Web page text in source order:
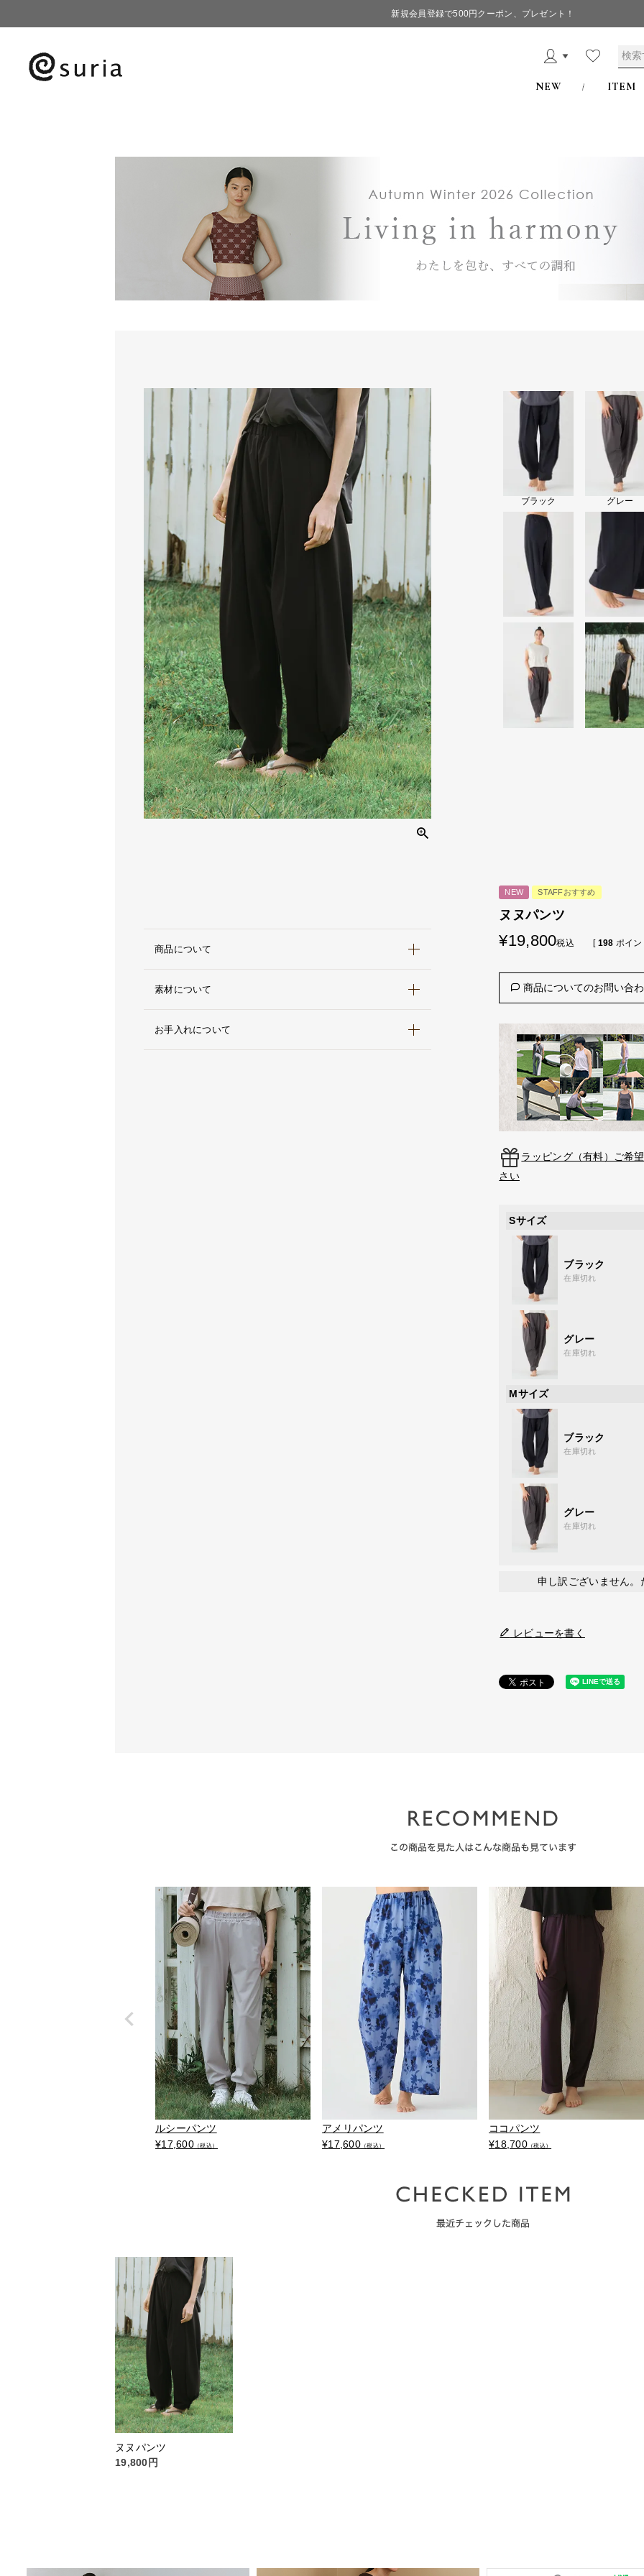
新規会員登録で500円クーポン、プレゼント！
NEW ITEM
ブラック グレー
商品について
素材について
お手入れについて
NEW STAFFおすすめ
ヌヌパンツ
¥19,800税込 [ 198 ポイ
商品についてのお問い合
ラッピング（有料）ご希
さい
Sサイズ
ブラック
在庫切れ
グレー
在庫切れ
Mサイズ
ブラック
在庫切れ
グレー
在庫切れ
申し訳ございません
レビューを書く
ルシーパンツ
¥17,600（税込）
アメリパンツ
¥17,600（税込）
ココパンツ
¥18,700（税込）
ヌヌパンツ
19,800円